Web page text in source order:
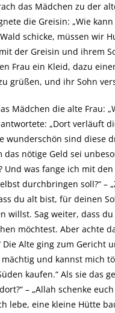
das Mädchen zu der
die Greisin: „Wie
schicke, müssen wir
der Greisin und ihrem
Frau ein Kleid, dazu
grüßen, und ihr Sohn
Mädchen die alte Frau:
antwortete: „Dort verläuft
wunderschön sind
das nötige Geld sei
Und was fange ich mit
durchbringen soll?“
du alt bist, für deinen
willst. Sag weiter, dass
möchtest. Aber achte
Alte ging zum Gericht
und kannst mich
kaufen.“ Als sie das
– „Allah schenke
lebe, eine kleine Hütte